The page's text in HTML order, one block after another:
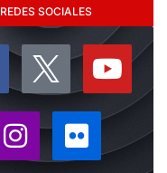
REDES SOCIALES